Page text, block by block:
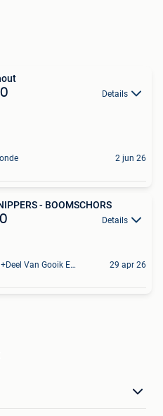
Details
2 jun 26
- BOOMSCHORS
Details
Roosdaal+Deel Van Gooik En Sint-Kwintens-Lennik 29 apr 26